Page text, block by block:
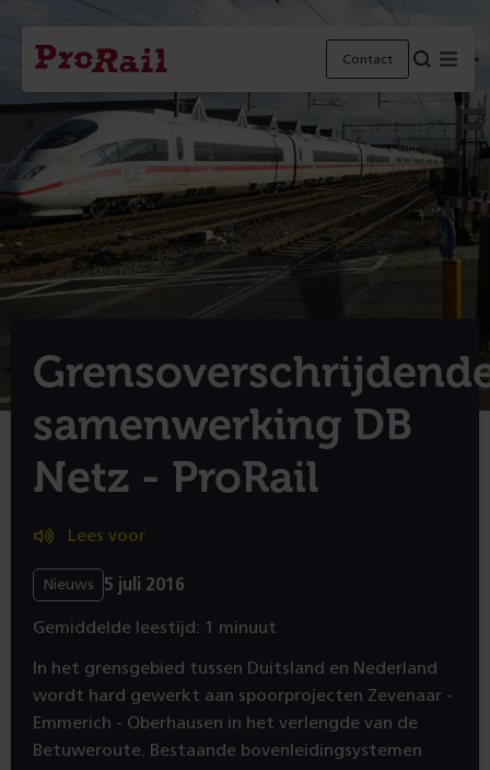
Navigatie
Homepage
ProRail
Contact
samenwerking DB
Netz - ProRail
Lees voor
Nieuws 5 juli 2016
Gemiddelde leestijd: 1 minuut
In het grensgebied tussen Duitsland en Nederland
wordt hard gewerkt aan spoorprojecten Zevenaar -
Emmerich - Oberhausen in het verlengde van de
Betuweroute. Bestaande bovenleidingsystemen